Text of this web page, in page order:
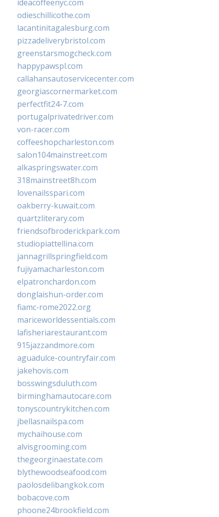
ideacoffeenyc.com
odieschillicothe.com
lacantinitagalesburg.com
pizzadeliverybristol.com
greenstarsmogcheck.com
happypawspl.com
callahansautoservicecenter.com
georgiascornermarket.com
perfectfit24-7.com
portugalprivatedriver.com
von-racer.com
coffeeshopcharleston.com
salon104mainstreet.com
alkaspringswater.com
318mainstreet8h.com
lovenailsspari.com
oakberry-kuwait.com
quartzliterary.com
friendsofbroderickpark.com
studiopiattellina.com
jannagrillspringfield.com
fujiyamacharleston.com
elpatronchardon.com
donglaishun-order.com
fiamc-rome2022.org
mariceworldessentials.com
lafisheriarestaurant.com
915jazzandmore.com
aguadulce-countryfair.com
jakehovis.com
bosswingsduluth.com
birminghamautocare.com
tonyscountrykitchen.com
jbellasnailspa.com
mychaihouse.com
alvisgrooming.com
thegeorginaestate.com
blythewoodseafood.com
paolosdelibangkok.com
bobacove.com
phoone24brookfield.com